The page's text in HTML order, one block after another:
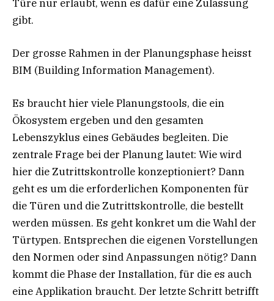
Türe nur erlaubt, wenn es dafür eine Zulassung
gibt.
Der grosse Rahmen in der Planungsphase heisst
BIM (Building Information Management).
Es braucht hier viele Planungstools, die ein
Ökosystem ergeben und den gesamten
Lebenszyklus eines Gebäudes begleiten. Die
zentrale Frage bei der Planung lautet: Wie wird
hier die Zutrittskontrolle konzeptioniert? Dann
geht es um die erforderlichen Komponenten für
die Türen und die Zutrittskontrolle, die bestellt
werden müssen. Es geht konkret um die Wahl der
Türtypen. Entsprechen die eigenen Vorstellungen
den Normen oder sind Anpassungen nötig? Dann
kommt die Phase der Installation, für die es auch
eine Applikation braucht. Der letzte Schritt betrifft